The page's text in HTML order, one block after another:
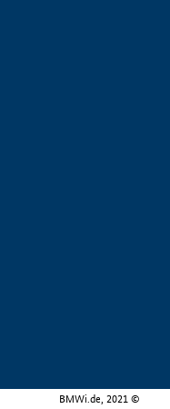
BMWi.de, 2021 ©